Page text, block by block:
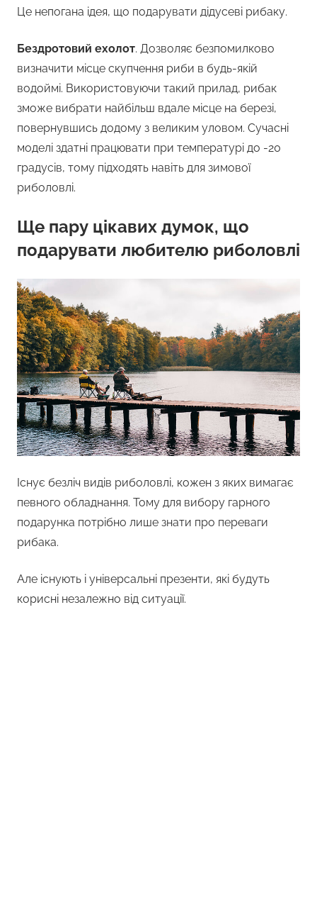
Це непогана ідея, що подарувати дідусеві рибаку.
Бездротовий ехолот. Дозволяє безпомилково
визначити місце скупчення риби в будь-якій
водоймі. Використовуючи такий прилад, рибак
зможе вибрати найбільш вдале місце на березі,
повернувшись додому з великим уловом. Сучасні
моделі здатні працювати при температурі до -20
градусів, тому підходять навіть для зимової
риболовлі.
Ще пару цікавих думок, що
подарувати любителю риболовлі
Існує безліч видів риболовлі, кожен з яких вимагає
певного обладнання. Тому для вибору гарного
подарунка потрібно лише знати про переваги
рибака.
Але існують і універсальні презенти, які будуть
корисні незалежно від ситуації.